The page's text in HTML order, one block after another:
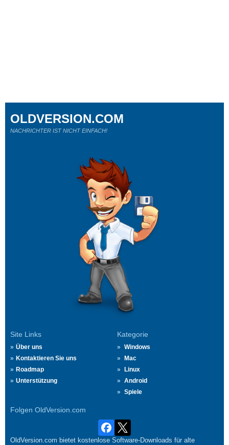
Site Links
Über uns
Kontaktieren Sie uns
Roadmap
Unterstützung
Kategorie
Windows
Mac
Linux
Android
Spiele
Folgen OldVersion.com
OLDVERSION.COM
NACHRICHTER IST NICHT EINFACH!
OldVersion.com bietet kostenlose Software-Downloads für alte